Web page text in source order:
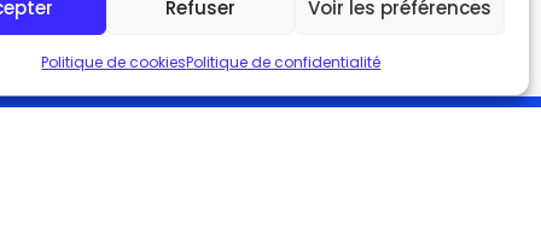
Refuser Voir les préférences
Politique de cookiesPolitique de confidentialité